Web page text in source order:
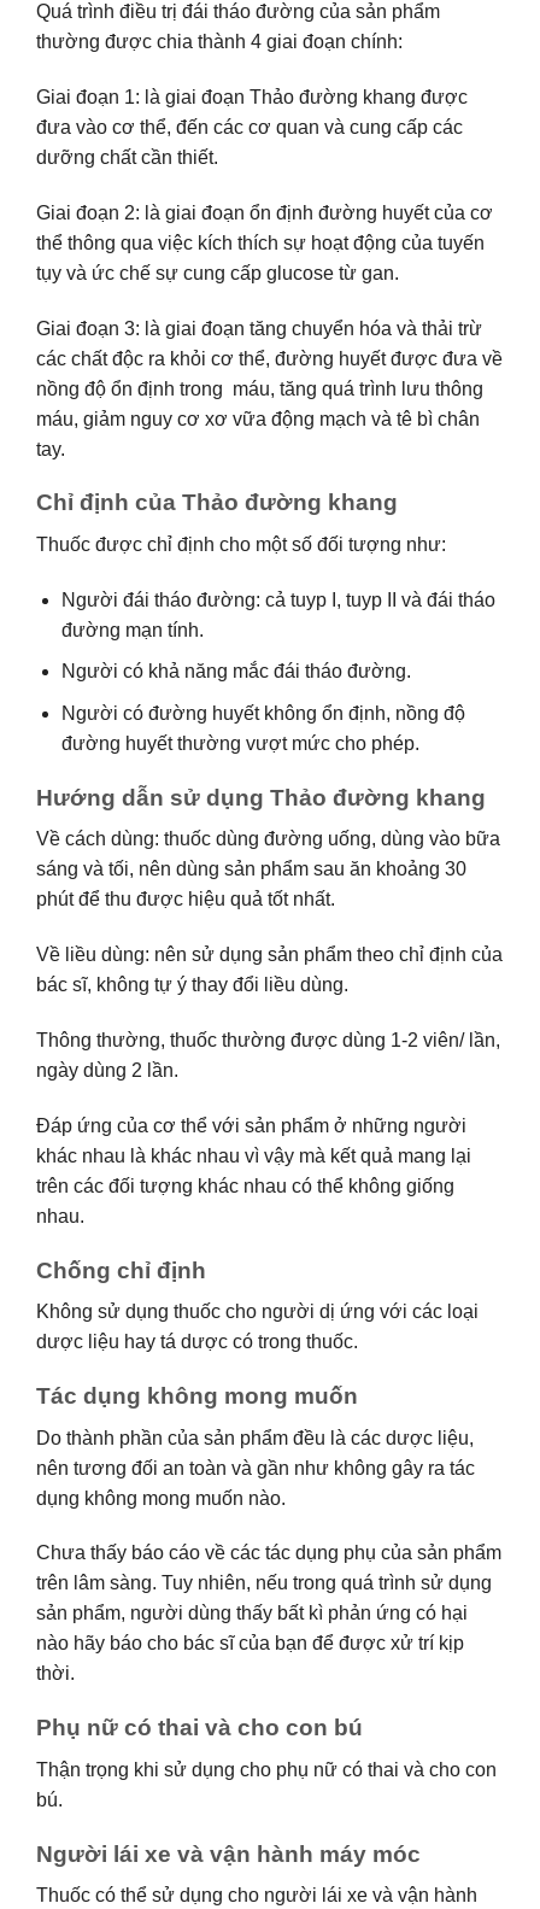
Quá trình điều trị đái tháo đường của sản phẩm
thường được chia thành 4 giai đoạn chính:
Giai đoạn 1: là giai đoạn Thảo đường khang được
đưa vào cơ thể, đến các cơ quan và cung cấp các
dưỡng chất cần thiết.
Giai đoạn 2: là giai đoạn ổn định đường huyết của cơ
thể thông qua việc kích thích sự hoạt động của tuyến
tụy và ức chế sự cung cấp glucose từ gan.
Giai đoạn 3: là giai đoạn tăng chuyển hóa và thải trừ
các chất độc ra khỏi cơ thể, đường huyết được đưa về
nồng độ ổn định trong máu, tăng quá trình lưu thông
máu, giảm nguy cơ xơ vữa động mạch và tê bì chân
tay.
Chỉ định của Thảo đường khang
Thuốc được chỉ định cho một số đối tượng như:
Người đái tháo đường: cả tuyp I, tuyp II và đái tháo
đường mạn tính.
Người có khả năng mắc đái tháo đường.
Người có đường huyết không ổn định, nồng độ
đường huyết thường vượt mức cho phép.
Hướng dẫn sử dụng Thảo đường khang
Về cách dùng: thuốc dùng đường uống, dùng vào bữa
sáng và tối, nên dùng sản phẩm sau ăn khoảng 30
phút để thu được hiệu quả tốt nhất.
Về liều dùng: nên sử dụng sản phẩm theo chỉ định của
bác sĩ, không tự ý thay đổi liều dùng.
Thông thường, thuốc thường được dùng 1-2 viên/ lần,
ngày dùng 2 lần.
Đáp ứng của cơ thể với sản phẩm ở những người
khác nhau là khác nhau vì vậy mà kết quả mang lại
trên các đối tượng khác nhau có thể không giống
nhau.
Chống chỉ định
Không sử dụng thuốc cho người dị ứng với các loại
dược liệu hay tá dược có trong thuốc.
Tác dụng không mong muốn
Do thành phần của sản phẩm đều là các dược liệu,
nên tương đối an toàn và gần như không gây ra tác
dụng không mong muốn nào.
Chưa thấy báo cáo về các tác dụng phụ của sản phẩm
trên lâm sàng. Tuy nhiên, nếu trong quá trình sử dụng
sản phẩm, người dùng thấy bất kì phản ứng có hại
nào hãy báo cho bác sĩ của bạn để được xử trí kịp
thời.
Phụ nữ có thai và cho con bú
Thận trọng khi sử dụng cho phụ nữ có thai và cho con
bú.
Người lái xe và vận hành máy móc
Thuốc có thể sử dụng cho người lái xe và vận hành